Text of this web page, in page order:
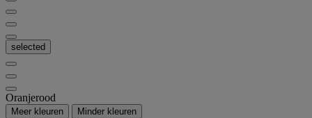
selected
Oranjerood
Meer kleuren Minder kleuren